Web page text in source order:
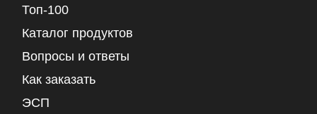
Топ-100
Каталог продуктов
Вопросы и ответы
Как заказать
ЭСП